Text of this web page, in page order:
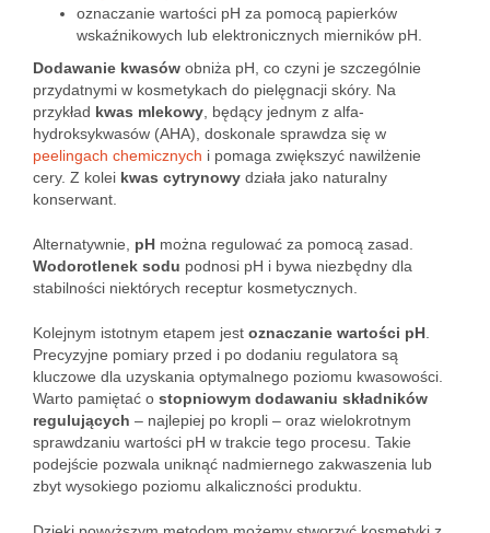
oznaczanie wartości pH za pomocą papierków
wskaźnikowych lub elektronicznych mierników pH.
Dodawanie kwasów obniża pH, co czyni je szczególnie
przydatnymi w kosmetykach do pielęgnacji skóry. Na
przykład kwas mlekowy , będący jednym z alfa-
hydroksykwasów (AHA), doskonale sprawdza się w
peelingach chemicznych i pomaga zwiększyć nawilżenie
cery. Z kolei kwas cytrynowy działa jako naturalny
konserwant.
Alternatywnie, pH można regulować za pomocą zasad.
Wodorotlenek sodu podnosi pH i bywa niezbędny dla
stabilności niektórych receptur kosmetycznych.
Kolejnym istotnym etapem jest oznaczanie wartości pH
Precyzyjne pomiary przed i po dodaniu regulatora są
kluczowe dla uzyskania optymalnego poziomu kwasowości.
Warto pamiętać o stopniowym dodawaniu składników
regulujących – najlepiej po kropli – oraz wielokrotnym
sprawdzaniu wartości pH w trakcie tego procesu. Takie
podejście pozwala uniknąć nadmiernego zakwaszenia lub
zbyt wysokiego poziomu alkaliczności produktu.